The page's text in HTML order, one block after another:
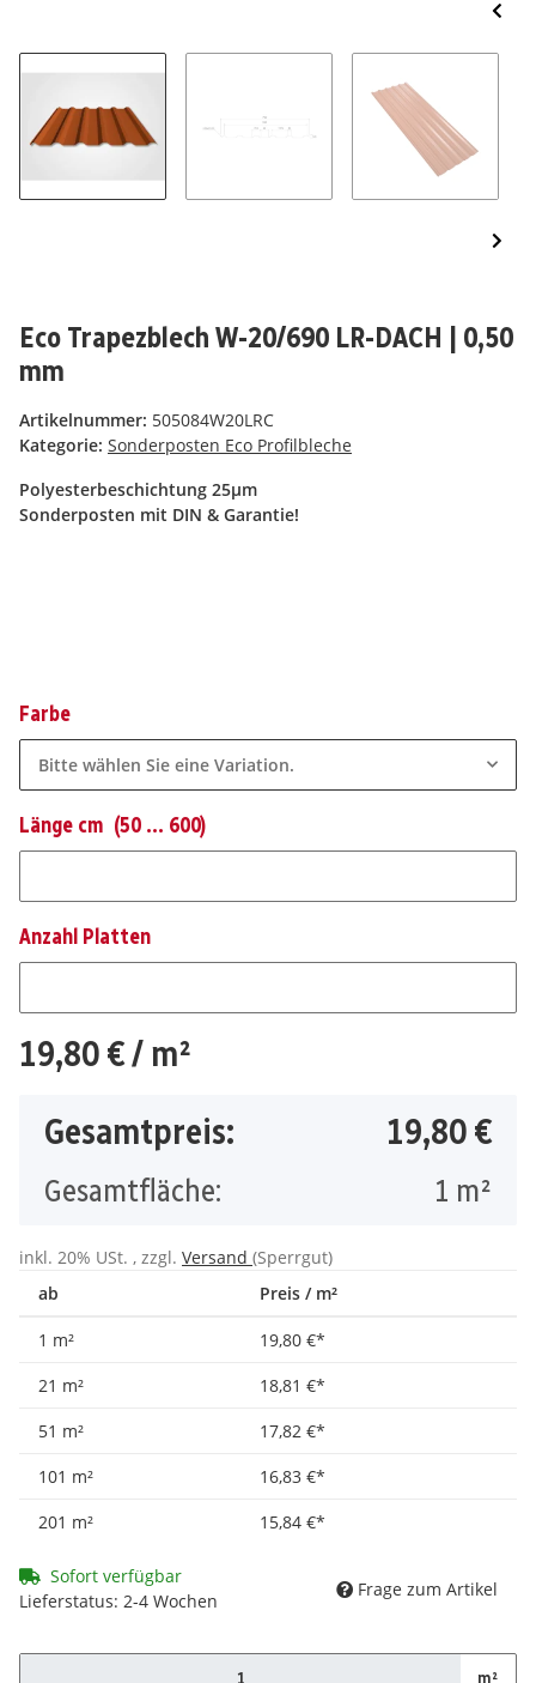
Eco Trapezblech W-20/690 LR-DACH | 0,50
mm
Artikelnummer: 505084W20LRC
Kategorie: Sonderposten Eco Profilbleche
Polyesterbeschichtung 25µm
Sonderposten mit DIN & Garantie!
Farbe
Bitte wählen Sie eine Variation.
Länge cm (50 ... 600)
Anzahl Platten
19,80 €/ m²
Gesamtpreis:
19,80 €
Gesamtfläche: 1 m²
inkl. 20% USt. , zzgl. Versand (Sperrgut)
ab
Preis / m²
1 m² 19,80 €*
21 m²
18,81 €*
51 m²
17,82 €*
101 m²
16,83 €*
201 m²
15,84 €*
Sofort verfügbar
Lieferstatus: 2-4 Wochen
Frage zum Artikel
m²